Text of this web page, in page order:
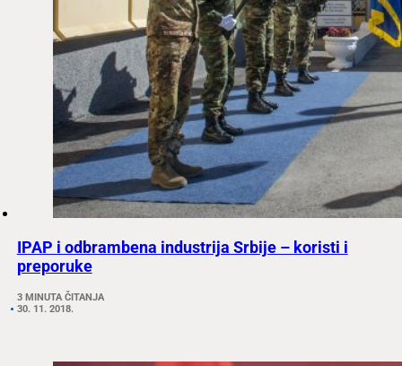
IPAP i odbrambena industrija Srbije – koristi i
preporuke
3 MINUTA ČITANJA
30. 11. 2018.